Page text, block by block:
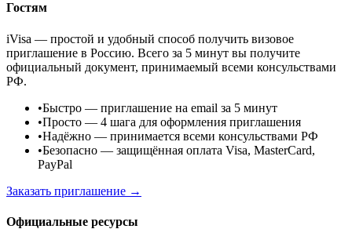
Гостям
iVisa — простой и удобный способ получить визовое
приглашение в Россию. Всего за 5 минут вы получите
официальный документ, принимаемый всеми консульствами
РФ.
•Быстро — приглашение на email за 5 минут
•Просто — 4 шага для оформления приглашения
•Надёжно — принимается всеми консульствами РФ
•Безопасно — защищённая оплата Visa, MasterCard,
PayPal
Заказать приглашение →
Официальные ресурсы